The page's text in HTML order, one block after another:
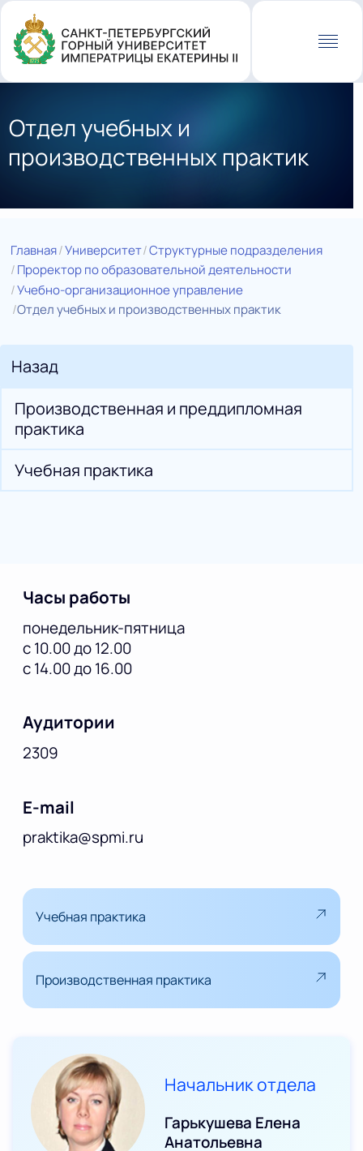
Перейти
основному
содержанию
Отдел учебных и
производственных практик
Главная Университет Структурные подразделения
Проректор по образовательной деятельности
Учебно-организационное управление
Отдел учебных и производственных практик
Назад
Производственная и преддипломная
практика
Учебная практика
Часы работы
понедельник-пятница
с 10.00 до 12.00
с 14.00 до 16.00
Аудитории
2309
E-mail
praktika@spmi.ru
Учебная практика
Производственная практика
Начальник отдела
Гарькушева Елена
Анатольевна